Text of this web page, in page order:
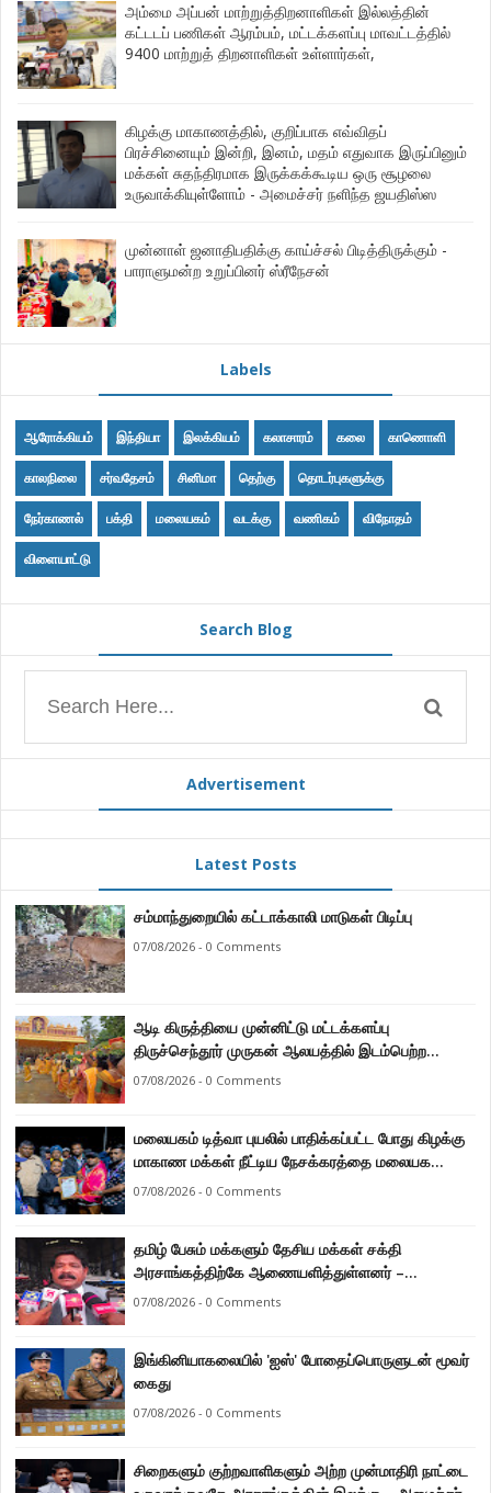
அம்மை அப்பன் மாற்றுத்திறனாளிகள் இல்லத்தின்
கட்டடப் பணிகள் ஆரம்பம், மட்டக்களப்பு மாவட்டத்தில்
9400 மாற்றுத் திறனாளிகள் உள்ளார்கள்,
கிழக்கு மாகாணத்தில், குறிப்பாக எவ்விதப்
பிரச்சினையும் இன்றி, இனம், மதம் எதுவாக இருப்பினும்
மக்கள் சுதந்திரமாக இருக்கக்கூடிய ஒரு சூழலை
உருவாக்கியுள்ளோம் - அமைச்சர் நளிந்த ஜயதிஸ்ஸ
முன்னாள் ஜனாதிபதிக்கு காய்ச்சல் பிடித்திருக்கும் -
பாராளுமன்ற உறுப்பினர் ஸ்ரீநேசன்
Labels
ஆரோக்கியம் இந்தியா இலக்கியம் கலாசாரம் கலை காணொளி
காலநிலை சர்வதேசம் சினிமா தெற்கு தொடர்புகளுக்கு
நேர்காணல் பக்தி மலையகம் வடக்கு வணிகம் விநோதம்
விளையாட்டு
Search Blog
Advertisement
Latest Posts
சம்மாந்துறையில் கட்டாக்காலி மாடுகள் பிடிப்பு
07/08/2026 - 0 Comments
ஆடி கிருத்தியை முன்னிட்டு மட்டக்களப்பு
திருச்செந்தூர் முருகன் ஆலயத்தில் இடம்பெற்ற
பால்குட பவனி 1008 சங்கா ஆபிஷேக நிகழ்வு.
07/08/2026 - 0 Comments
மலையகம் டித்வா புயலில் பாதிக்கப்பட்ட போது கிழக்கு
மாகாண மக்கள் நீட்டிய நேசக்கரத்தை மலையக
மக்கள் ஒருபோதும் மறக்கமாட்டார்கள் : நுவரெலியா
07/08/2026 - 0 Comments
தமிழ் பேசும் மக்களும் தேசிய மக்கள் சக்தி
அரசாங்கத்திற்கே ஆணையளித்துள்ளனர் –
கடற்றொழில் அமைச்சர் இராமலிங்கம் சந்திரசேகர்
07/08/2026 - 0 Comments
இங்கினியாகலையில் 'ஐஸ்' போதைப்பொருளுடன் மூவர்
கைது
07/08/2026 - 0 Comments
சிறைகளும் குற்றவாளிகளும் அற்ற முன்மாதிரி நாட்டை